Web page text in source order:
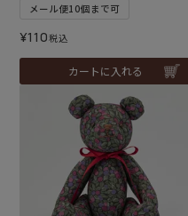
メール便10個まで可
¥110税込
カートに入れる